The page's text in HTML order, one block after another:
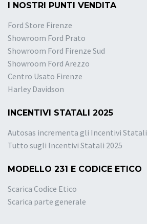
I NOSTRI PUNTI VENDITA
Ford Store Firenze
Showroom Ford Prato
Showroom Ford Firenze Sud
Showroom Ford Arezzo
Centro Usato Firenze
Harley Davidson
INCENTIVI STATALI 2025
Autosas incrementa gli Incentivi Statali
Tutto sugli Incentivi Statali 2025
MODELLO 231 E CODICE ETICO
Scarica Codice Etico
Scarica parte generale